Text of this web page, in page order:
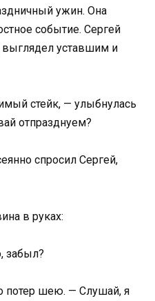
ужин. Она
событие. Сергей
выглядел уставшим и
стейк, — улыбнулась
отпразднуем?
спросил Сергей,
в руках:
забыл?
потер шею. — Слушай, я